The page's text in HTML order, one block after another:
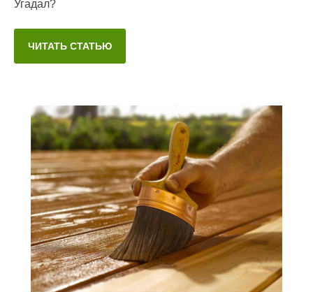
Угадал?
ЧИТАТЬ СТАТЬЮ